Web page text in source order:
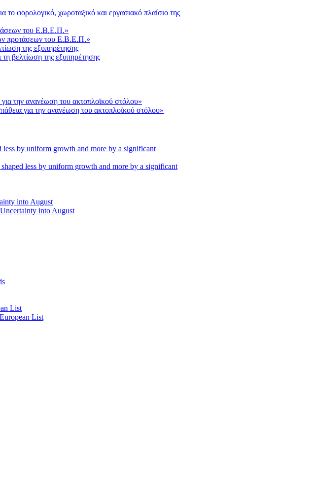
φορολογικό, χωροταξικό και εργασιακό πλαίσιο της
προτάσεων του Ε.Β.Ε.Π.»
βελτίωση της εξυπηρέτησης
για την ανανέωση του ακτοπλοϊκού στόλου»
less by uniform growth and more by a significant
into August
List